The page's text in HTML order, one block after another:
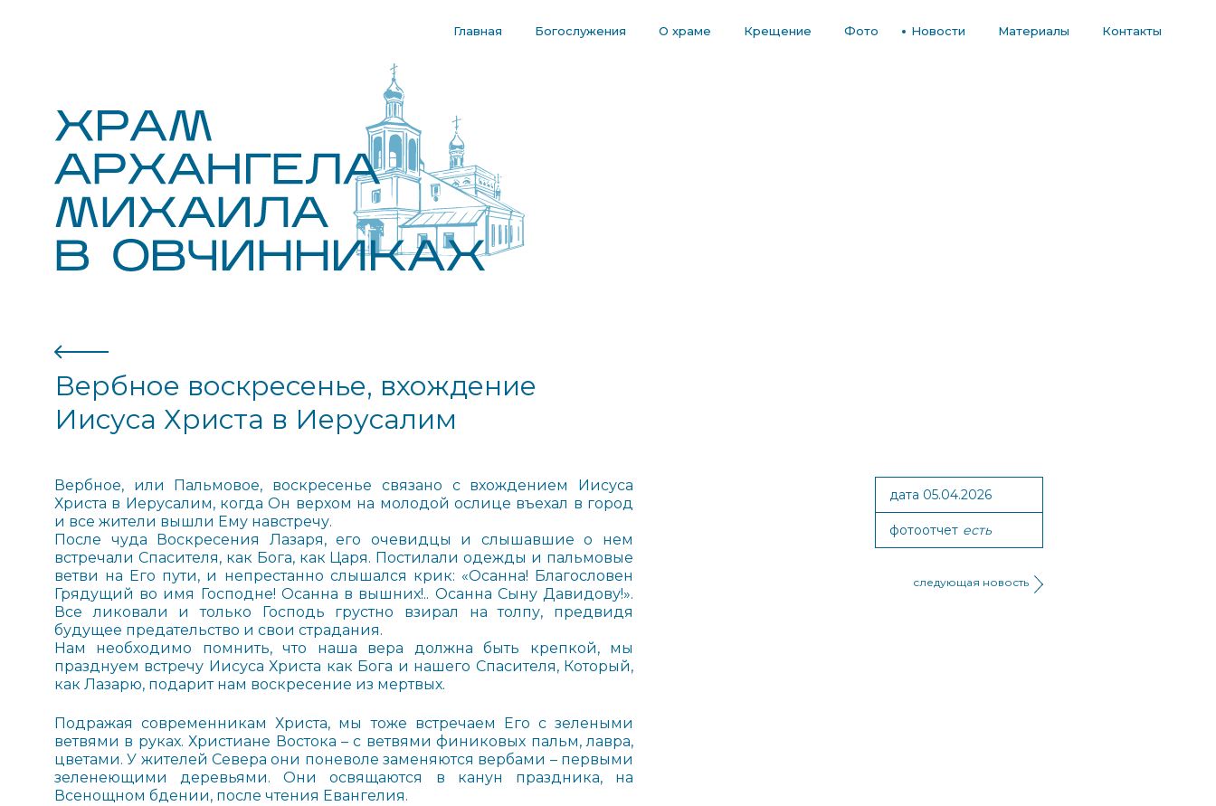
Главная Богослужения О храме Крещение Фото Новости Материалы Контакты
Вербное воскресенье, вхождение
Иисуса Христа в Иерусалим
Вербное, или Пальмовое, воскресенье связано с вхождением Иисуса
Христа в Иерусалим, когда Он верхом на молодой ослице въехал в город
и все жители вышли Ему навстречу.
После чуда Воскресения Лазаря, его очевидцы и слышавшие о нем
встречали Спасителя, как Бога, как Царя. Постилали одежды и пальмовые
ветви на Его пути, и непрестанно слышался крик: «Осанна! Благословен
Грядущий во имя Господне! Осанна в вышних!.. Осанна Сыну Давидову!».
Все ликовали и только Господь грустно взирал на толпу, предвидя
будущее предательство и свои страдания.
Нам необходимо помнить, что наша вера должна быть крепкой, мы
празднуем встречу Иисуса Христа как Бога и нашего Спасителя, Который,
как Лазарю, подарит нам воскресение из мертвых.
Подражая современникам Христа, мы тоже встречаем Его с зелеными
ветвями в руках. Христиане Востока – с ветвями финиковых пальм, лавра,
цветами. У жителей Севера они поневоле заменяются вербами – первыми
зеленеющими деревьями. Они освящаются в канун праздника, на
Всенощном бдении, после чтения Евангелия.
дата 05.04.2026
фотоотчет есть
следующая новость